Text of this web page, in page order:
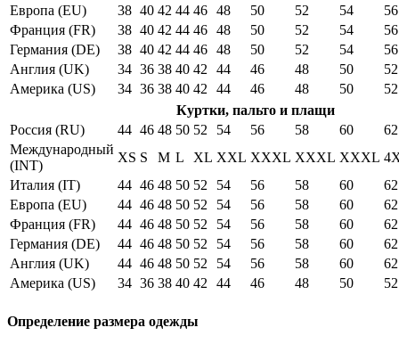
Европа (EU)
38 40 42 44 46 48 50 52 54
56
Франция (FR)
38 40 42 44 46 48 50 52 54
56
Германия (DE)
38 40 42 44 46 48 50 52 54
56
Англия (UK)
34 36 38 40 42 44 46 48 50
52
Америка (US)
34 36 38 40 42 44 46 48 50
52
Куртки, пальто и плащи
Россия (RU)
44 46 48 50 52 54 56 58 60
62
Международный
(INT)
XS S M L XL XXL XXXL XXXL XXXL
Италия (IT)
44 46 48 50 52 54 56 58 60
62
Европа (EU)
44 46 48 50 52 54 56 58 60
62
Франция (FR)
44 46 48 50 52 54 56 58 60
62
Германия (DE)
44 46 48 50 52 54 56 58 60
62
Англия (UK)
44 46 48 50 52 54 56 58 60
62
Америка (US)
34 36 38 40 42 44 46 48 50 52
Определение размера одежды